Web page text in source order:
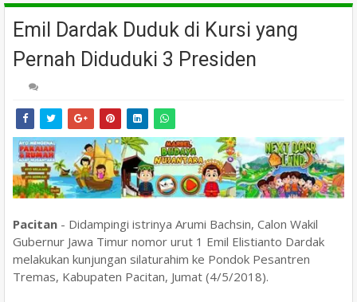
Emil Dardak Duduk di Kursi yang
Pernah Diduduki 3 Presiden
Pacitan - Didampingi istrinya Arumi Bachsin, Calon Wakil
Gubernur Jawa Timur nomor urut 1 Emil Elistianto Dardak
melakukan kunjungan silaturahim ke Pondok Pesantren
Tremas, Kabupaten Pacitan, Jumat (4/5/2018).